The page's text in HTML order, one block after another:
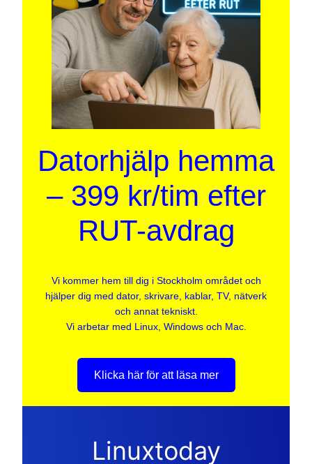
Datorhjälp hemma
– 399 kr/tim efter
RUT-avdrag
Vi kommer hem till dig i Stockholm området och
hjälper dig med dator, skrivare, kablar, TV, nätverk
och annat tekniskt.
Vi arbetar med Linux, Windows och Mac.
Klicka här för att läsa mer
Linuxtoday